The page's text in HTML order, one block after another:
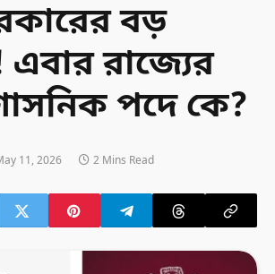
বড়
এবার রাজ্যের
পদে কে?
11, 2026 2 Mins Read